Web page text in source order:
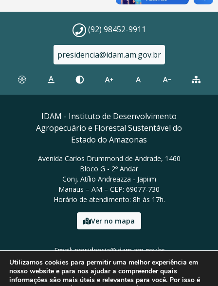
(92) 98452-9911
presidencia@idam.am.gov.br
IDAM - Instituto de Desenvolvimento
Agropecuário e Florestal Sustentável do
Estado do Amazonas
Avenida Carlos Drummond de Andrade, 1460
Bloco G - 2º Andar
Conj. Atílio Andreazza - Japiim
Manaus – AM – CEP: 69077-730
Horário de atendimento: 8h às 17h.
Ver no mapa
Email: presidencia@idam.am.gov.br
Tel: (92) 98452-9911
Utilizamos cookies para permitir uma melhor experiência em
nosso website e para nos ajudar a compreender quais
informações são mais úteis e relevantes para você. Por isso é